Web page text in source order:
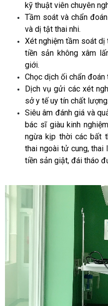
kỹ thuật viên chuyên
Tầm soát và chẩn
và dị tật thai nhi.
Xét nghiệm tầm soát
tiền sản không xâm
giới.
Chọc dịch ối chẩn đoán
Dịch vụ gửi các xét
sở y tế uy tín chất lượng.
Siêu âm đánh giá và
bác sĩ giàu kinh
ngừa kịp thời các bất
thai ngoài tử cung, thai
tiền sản giật, đái tháo